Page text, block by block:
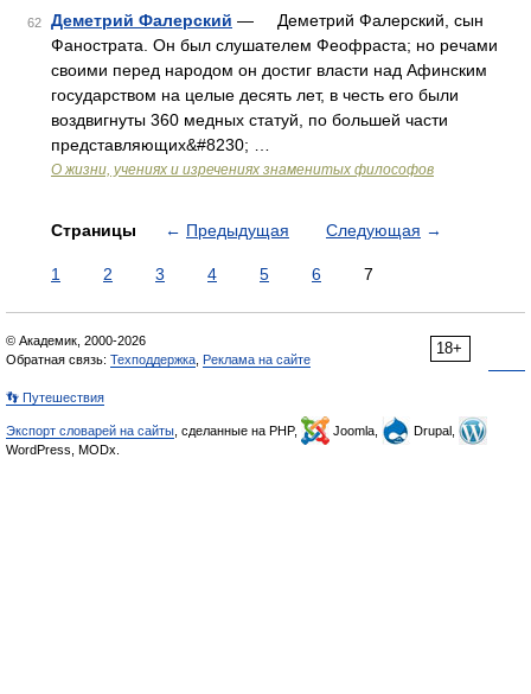
62 Деметрий Фалерский — Деметрий Фалерский, сын
Фанострата. Он был слушателем Феофраста; но речами
своими перед народом он достиг власти над Афинским
государством на целые десять лет, в честь его были
воздвигнуты 360 медных статуй, по большей части
представляющих&#8230; …
О жизни, учениях и изречениях знаменитых философов
Страницы ← Предыдущая Следующая →
1 2 3 4 5 6 7
18+
© Академик, 2000-2026
Обратная связь: Техподдержка Реклама на сайте
👣 Путешествия
Экспорт словарей на сайты , сделанные на PHP, Joomla,
Drupal,
WordPress, MODx.